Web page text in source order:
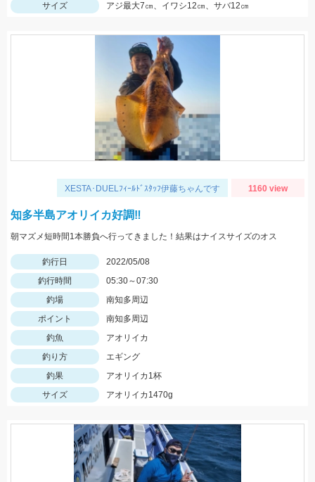
サイズ
アジ最大7㎝、イワシ12㎝、サバ12㎝
XESTA･DUELﾌｨｰﾙﾄﾞｽﾀｯﾌ伊藤ちゃんです 1160 view
知多半島アオリイカ好調‼️
朝マズメ短時間1本勝負へ行ってきました！結果はナイスサイズのオス
釣行日
2022/05/08
釣行時間
05:30～07:30
釣場
南知多周辺
ポイント
南知多周辺
釣魚
アオリイカ
釣り方
エギング
釣果
アオリイカ1杯
サイズ
アオリイカ1470g